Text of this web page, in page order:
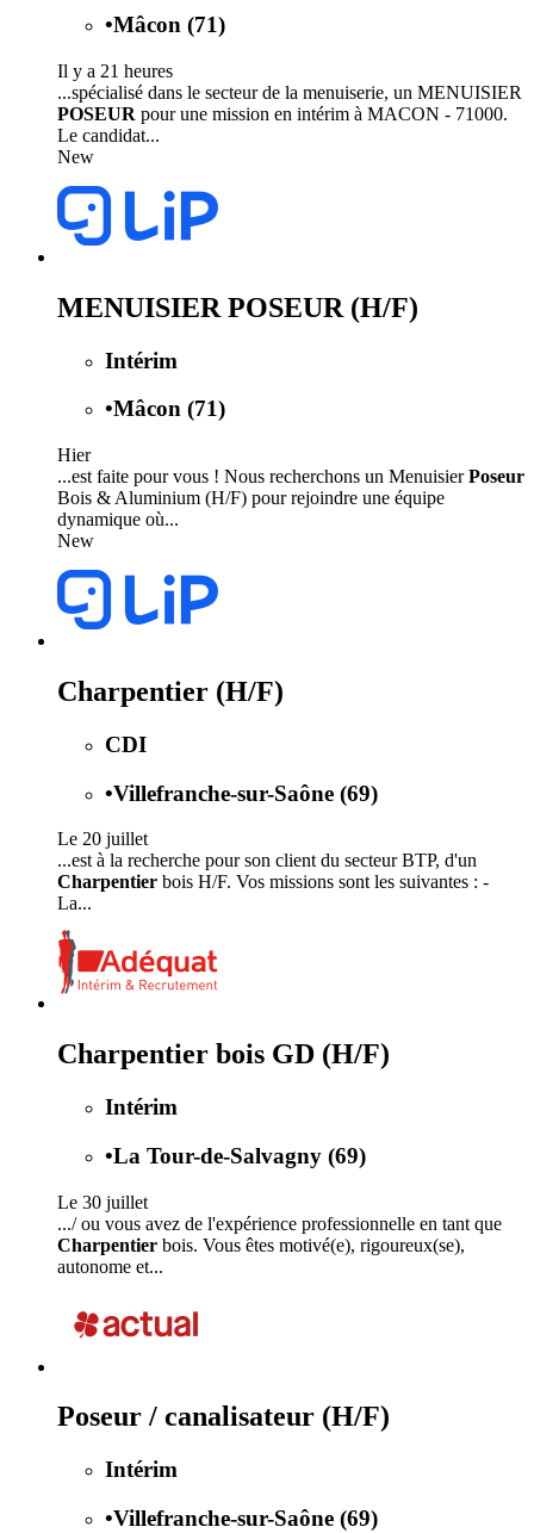
•Mâcon (71)
Il y a 21 heures
...spécialisé dans le secteur de la menuiserie, un MENUISIER
POSEUR pour une mission en intérim à MACON - 71000.
Le candidat...
New
MENUISIER POSEUR (H/F)
Intérim
•Mâcon (71)
Hier
...est faite pour vous ! Nous recherchons un MenuisierPoseur
Bois & Aluminium (H/F) pour rejoindre une équipe
dynamique où...
New
Charpentier (H/F)
CDI
•Villefranche-sur-Saône (69)
Le 20 juillet
...est à la recherche pour son client du secteur BTP, d'un
Charpentier bois H/F. Vos missions sont les suivantes : -
La...
Charpentier bois GD (H/F)
Intérim
•La Tour-de-Salvagny (69)
Le 30 juillet
.../ ou vous avez de l'expérience professionnelle en tant que
Charpentier bois. Vous êtes motivé(e), rigoureux(se),
autonome et...
Poseur / canalisateur (H/F)
Intérim
•Villefranche-sur-Saône (69)